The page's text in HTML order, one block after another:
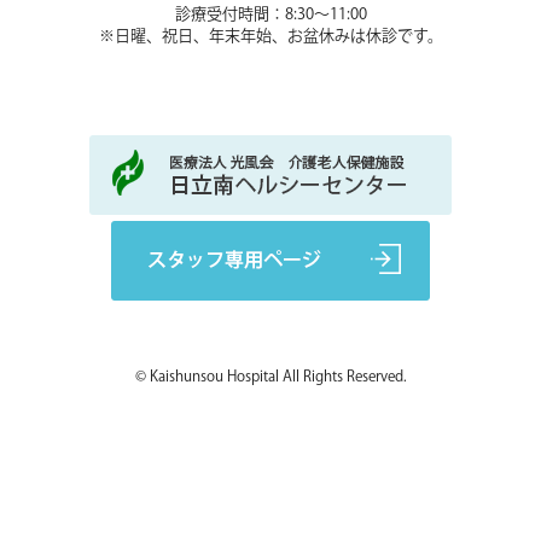
診療受付時間：8:30～11:00
※日曜、祝日、年末年始、お盆休みは休診です。
© Kaishunsou Hospital All Rights Reserved.